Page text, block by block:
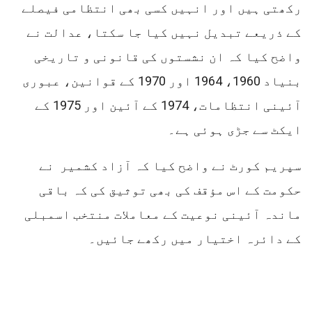
رکھتی ہیں اور انہیں کسی بھی انتظامی فیصلے
کے ذریعے تبدیل نہیں کیا جا سکتا، عدالت نے
واضح کیا کہ ان نشستوں کی قانونی و تاریخی
بنیاد 1960، 1964 اور 1970 کے قوانین، عبوری
آئینی انتظامات، 1974 کے آئین اور 1975 کے
ایکٹ سے جڑی ہوئی ہے۔
سپریم کورٹ نے واضح کیا کہ آزاد کشمیر نے
حکومت کے اس مؤقف کی بھی توثیق کی کہ باقی
ماندہ آئینی نوعیت کے معاملات منتخب اسمبلی
کے دائرہ اختیار میں رکھے جائیں۔